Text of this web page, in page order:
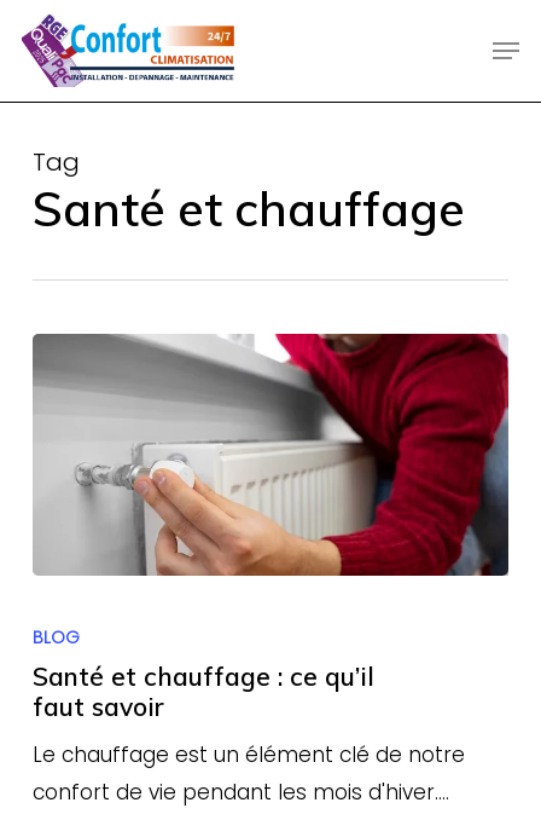
Skip
main
Tag
Santé et chauffage
et
chauffage
:
ce
qu’il
BLOG
Santé et chauffage : ce qu’il
faut savoir
Le chauffage est un élément clé de notre
confort de vie pendant les mois d'hiver.…